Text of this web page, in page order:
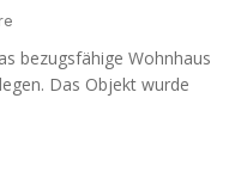
bezugsfähige Wohnhaus
Das Objekt wurde